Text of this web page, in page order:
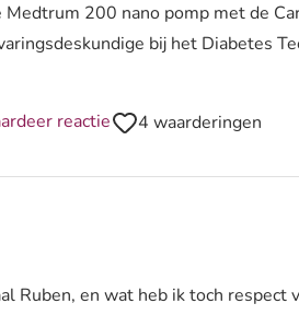
Medtrum 200 nano pomp met de
bij het Diabetes
reactie 4 waarderingen
Ruben, en wat heb ik toch respect